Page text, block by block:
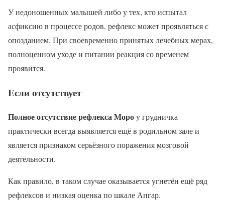
У недоношенных малышей либо у тех, кто испытал
асфиксию в процессе родов, рефлекс может проявляться с
опозданием. При своевременно принятых лечебных мерах,
полноценном уходе и питании реакция со временем
проявится.
Если отсутствует
Полное отсутствие рефлекса Мороу грудничка
практически всегда выявляется ещё в родильном зале и
является признаком серьёзного поражения мозговой
деятельности.
Как правило, в таком случае оказывается угнетён ещё ряд
рефлексов и низкая оценка по шкале Апгар.